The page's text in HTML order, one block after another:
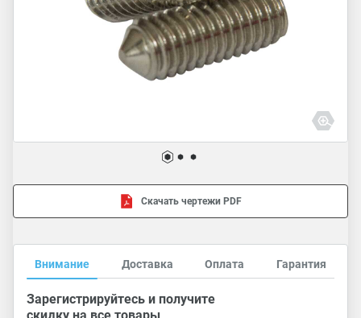
Скачать чертежи PDF
Внимание Доставка Оплата Гарантия
Зарегистрируйтесь и получите